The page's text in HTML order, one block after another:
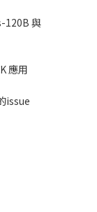
120B 與
應用
issue